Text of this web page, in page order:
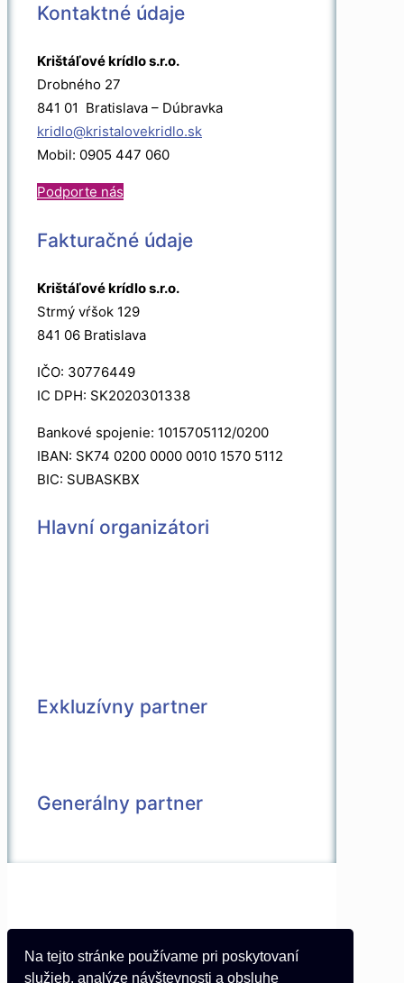
Na tejto stránke používame pri poskytovaní
služieb, analýze návštevnosti a obsluhe
Kontaktné údaje
Krištáľové krídlo s.r.o.
Drobného 27
841 01 Bratislava – Dúbravka
kridlo@kristalovekridlo.sk
Mobil: 0905 447 060
Podporte nás
Fakturačné údaje
Krištáľové krídlo s.r.o.
Strmý vŕšok 129
841 06 Bratislava
IČO: 30776449
IC DPH: SK2020301338
Bankové spojenie: 1015705112/0200
IBAN: SK74 0200 0000 0010 1570 5112
BIC: SUBASKBX
Hlavní organizátori
Exkluzívny partner
Generálny partner
Kontakt
Partneri